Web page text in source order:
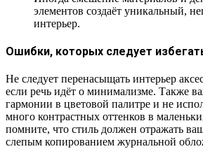
элементов создаёт уникальный,
интерьер.
Ошибки, которых следует
Не следует перенасыщать интерьер
если речь идёт о минимализме. Также
гармонии в цветовой палитре и не
много контрастных оттенков в
помните, что стиль должен отражать
слепым копированием журнальной